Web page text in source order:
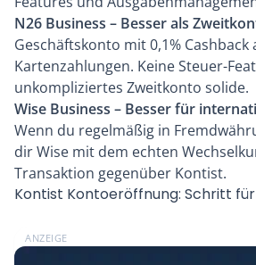
N26 Business – Besser als
Geschäftskonto mit 0,1% Cashback
Kartenzahlungen. Keine Steuer-
unkompliziertes Zweitkonto solide.
Wise Business – Besser für
Wenn du regelmäßig in
dir Wise mit dem echten
Transaktion gegenüber Kontist.
Kontist Kontoeröffnung: Schritt